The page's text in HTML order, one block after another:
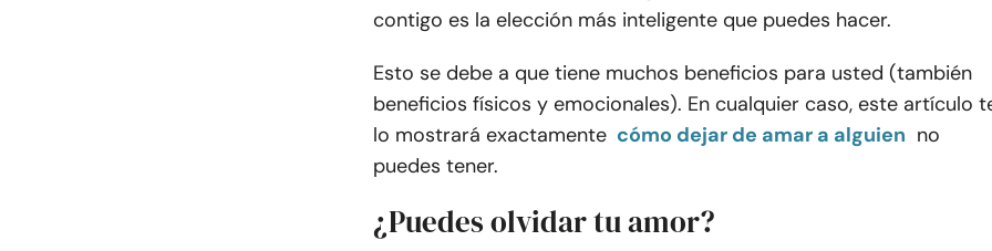
contigo es la elección más inteligente que puedes hacer.
Esto se debe a que tiene muchos beneficios para usted (también
beneficios físicos y emocionales). En cualquier caso, este artículo
lo mostrará exactamente cómo dejar de amar a alguien no
puedes tener.
¿Puedes olvidar tu amor?